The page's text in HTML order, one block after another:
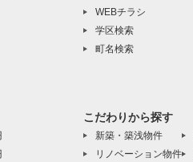
WEBチラシ
学区検索
町名検索
こだわりから探す
新築・築浅物件
リノベーション物件